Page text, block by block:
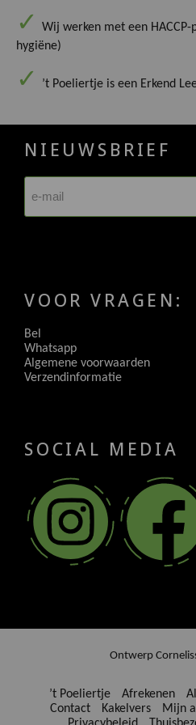
Wij werken met een
hygiëne)
’t Poeliertje is een Erkend
NIEUWSBRIEF
VOOR VRAGEN:
Bel
Whatsapp
Algemene voorwaarden
Verzendinformatie
SOCIAL MEDIA
Ontwerp
’t Poeliertje Afrekenen
Contact
Kakelvers Mijn